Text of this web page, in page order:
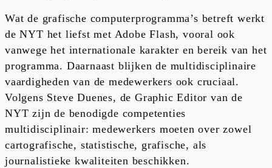
Wat de grafische computerprogramma’s betreft werkt
de NYT het liefst met Adobe Flash, vooral ook
vanwege het internationale karakter en bereik van het
programma. Daarnaast blijken de multidisciplinaire
vaardigheden van de medewerkers ook cruciaal.
Volgens Steve Duenes, de Graphic Editor van de
NYT zijn de benodigde competenties
multidisciplinair: medewerkers moeten over zowel
cartografische, statistische, grafische, als
journalistieke kwaliteiten beschikken.